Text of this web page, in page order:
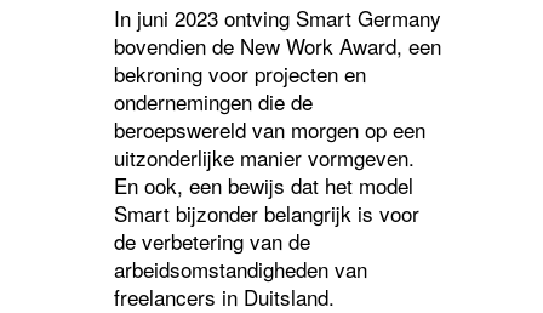
In juni 2023 ontving Smart Germany
bovendien de New Work Award, een
bekroning voor projecten en
ondernemingen die de
beroepswereld van morgen op een
uitzonderlijke manier vormgeven.
En ook, een bewijs dat het model
Smart bijzonder belangrijk is voor
de verbetering van de
arbeidsomstandigheden van
freelancers in Duitsland.